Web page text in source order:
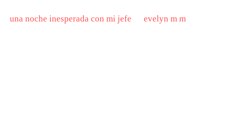
una noche inesperada con mi jefe evelyn m m